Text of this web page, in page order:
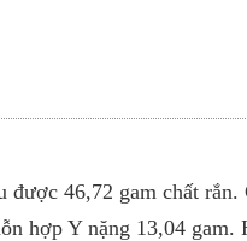
được 46,72 gam chất
hợp Y nặng 13,04 gam.